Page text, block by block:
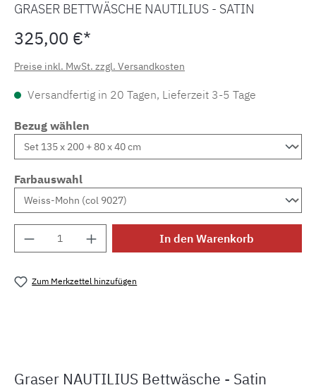
GRASER BETTWÄSCHE NAUTILIUS - SATIN
325,00 €*
Preise inkl. MwSt. zzgl. Versandkosten
Versandfertig in 20 Tagen, Lieferzeit 3-5 Tage
Bezug wählen
Farbauswahl
Produkt Anzahl: Gib den gewünschten
In den Warenkorb
Zum Merkzettel hinzufügen
Graser NAUTILIUS Bettwäsche - Satin